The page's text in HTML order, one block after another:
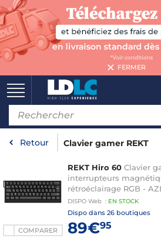
FERMER
Retour Clavier gamer REKT
COMPARER
REKT Hiro 60 Clavier
interrupteurs
rétroéclairage RGB -
DISPO Web : EN STOCK
Dispo dans 26 boutiques
89€95